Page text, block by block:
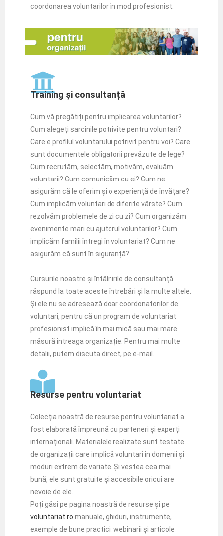
coordonarea voluntarilor în mod profesionist.
Training și consultanță
Cum vă pregătiți pentru implicarea voluntarilor?
Cum alegeți sarcinile potrivite pentru voluntari?
Care e profilul voluntarului potrivit pentru voi? Care
sunt documentele obligatorii prevăzute de lege?
Cum recrutăm, selectăm, motivăm, evaluăm
voluntarii? Cum comunicăm cu ei? Cum ne
asigurăm că le oferim și o experiență de învățare?
Cum implicăm voluntari de diferite vârste? Cum
rezolvăm problemele de zi cu zi? Cum organizăm
evenimente mari cu ajutorul voluntarilor? Cum
implicăm familii întregi în voluntariat? Cum ne
asigurăm că sunt în siguranță?
Cursurile noastre și întâlnirile de consultanță
răspund la toate aceste întrebări și la multe altele.
Și ele nu se adresează doar coordonatorilor de
voluntari, pentru că un program de voluntariat
profesionist implică în mai mică sau mai mare
măsură întreaga organizație. Pentru mai multe
detalii, putem discuta direct, pe e-mail.
Resurse pentru voluntariat
Colecția noastră de resurse pentru voluntariat a
fost elaborată împreună cu parteneri și experți
internaționali. Materialele realizate sunt testate
de organizații care implică voluntari în domenii și
moduri extrem de variate. Și vestea cea mai
bună, ele sunt gratuite și accesibile oricui are
nevoie de ele.
Poți găsi pe pagina noastră de resurse și pe
voluntariat.ro manuale, ghiduri, instrumente,
exemple de bune practici, webinarii și articole